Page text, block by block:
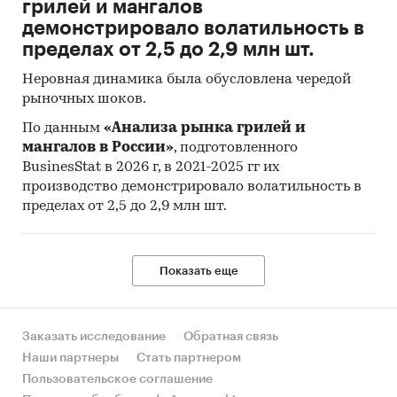
совокупности. Обработке и анализу подлежат
все доступные исследователю документы.
Категории:
Россия
Бетонные изделия для строительства
Заводы бетонные
грилей и мангалов
демонстрировало волатильность в
пределах от 2,5 до 2,9 млн шт.
Неровная динамика была обусловлена чередой
рыночных шоков.
По данным «Анализа рынка грилей и
мангалов в России», подготовленного
BusinesStat в 2026 г, в 2021-2025 гг их
производство демонстрировало волатильность в
пределах от 2,5 до 2,9 млн шт.
Показать еще
Заказать исследование
Обратная связь
Наши партнеры
Стать партнером
Пользовательское соглашение